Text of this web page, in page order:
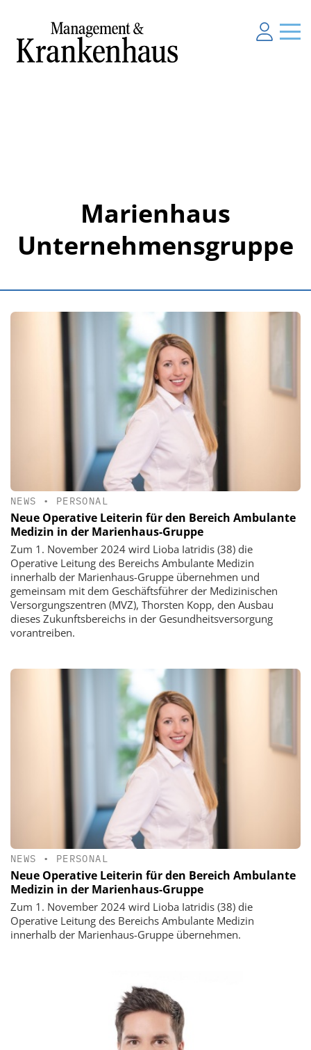
Marienhaus
Unternehmensgruppe
NEWS • PERSONAL
Neue Operative Leiterin für den Bereich Ambulante
Medizin in der Marienhaus-Gruppe
Zum 1. November 2024 wird Lioba Iatridis (38) die
Operative Leitung des Bereichs Ambulante Medizin
innerhalb der Marienhaus-Gruppe übernehmen und
gemeinsam mit dem Geschäftsführer der Medizinischen
Versorgungszentren (MVZ), Thorsten Kopp, den Ausbau
dieses Zukunftsbereichs in der Gesundheitsversorgung
vorantreiben.
NEWS • PERSONAL
Neue Operative Leiterin für den Bereich Ambulante
Medizin in der Marienhaus-Gruppe
Zum 1. November 2024 wird Lioba Iatridis (38) die
Operative Leitung des Bereichs Ambulante Medizin
innerhalb der Marienhaus-Gruppe übernehmen.